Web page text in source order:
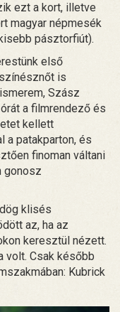
ezt a kort, illetve
magyar népmesék
pásztorfiút).
első
is
Szász
a filmrendező és
kellett
a patakparton, és
finoman váltani
gonosz
klisés
az, ha az
keresztül nézett.
volt. Csak később
Kubrick